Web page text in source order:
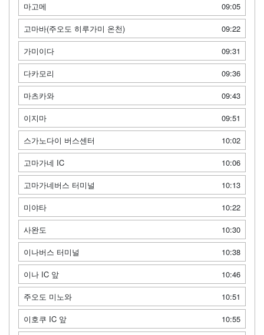
마고메
09:05
고마바(주오도 히루가미 온천)
09:22
가미이다
09:31
다카모리
09:36
마츠카와
09:43
이지마
09:51
스가노다이 버스센터
10:02
고마가네 IC
10:06
고마가네버스 터미널
10:13
미야타
10:22
사완도
10:30
이나버스 터미널
10:38
이나 IC 앞
10:46
주오도 미노와
10:51
이호쿠 IC 앞
10:55